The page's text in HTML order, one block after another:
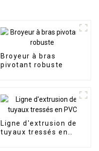
Broyeur à bras
pivotant robuste
Ligne d'extrusion de
tuyaux tressés en